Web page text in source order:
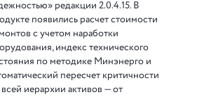
редакции 2.0.4.15. В
появились расчет стоимости
с учетом наработки
индекс технического
по методике Минэнерго и
пересчет критичности
иерархии активов — от